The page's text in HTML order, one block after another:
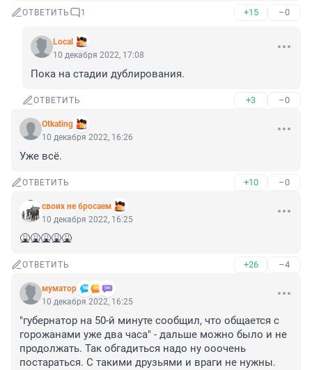
ОТВЕТИТЬ 1 +15 –0
Local
10 декабря 2022, 17:08
Пока на стадии дублирования.
ОТВЕТИТЬ +3 –0
Otkating
10 декабря 2022, 16:26
Уже всё.
ОТВЕТИТЬ +10 –0
своих не бросаем
10 декабря 2022, 16:25
🤮🤮🤮🤮🤮
ОТВЕТИТЬ +26 –4
муматор
10 декабря 2022, 16:25
"губернатор на 50-й минуте сообщил, что общается с
горожанами уже два часа" - дальше можно было и не
продолжать. Так обгадиться надо ну ооочень
постараться. С такими друзьями и враги не нужны.